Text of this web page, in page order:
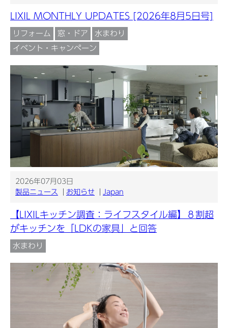
LIXIL MONTHLY UPDATES [2026年8月5日号]
リフォーム 窓・ドア
水まわり
イベント・キャンペーン
2026年07月03日
製品ニュース
お知らせ Japan
【LIXILキッチン調査：ライフスタイル編】８割超
がキッチンを「LDKの家具」と回答
水まわり